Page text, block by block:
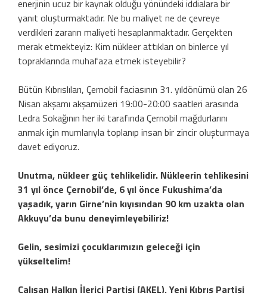
enerjinin ucuz bir kaynak olduğu yönündeki iddialara bir
yanıt oluşturmaktadır. Ne bu maliyet ne de çevreye
verdikleri zararın maliyeti hesaplanmaktadır. Gerçekten
merak etmekteyiz: Kim nükleer attıkları on binlerce yıl
topraklarında muhafaza etmek isteyebilir?
Bütün Kıbrıslıları, Çernobil faciasının 31. yıldönümü olan 26
Nisan akşamı akşamüzeri 19:00-20:00 saatleri arasında
Ledra Sokağının her iki tarafında Çernobil mağdurlarını
anmak için mumlarıyla toplanıp insan bir zincir oluşturmaya
davet ediyoruz.
Unutma, nükleer güç tehlikelidir. Nükleerin tehlikesini
31 yıl önce Çernobil’de, 6 yıl önce Fukushima’da
yaşadık, yarın Girne’nin kıyısından 90 km uzakta olan
Akkuyu’da bunu deneyimleyebiliriz!
Gelin, sesimizi çocuklarımızın geleceği için
yükseltelim!
Çalışan Halkın İlerici Partisi (AKEL), Yeni Kıbrıs Partisi